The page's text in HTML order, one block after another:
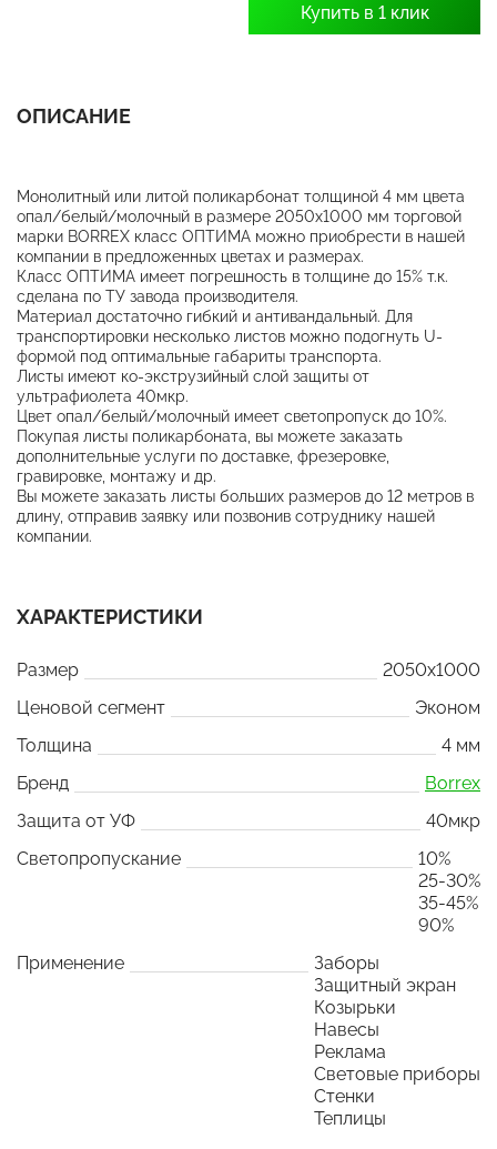
Купить в 1 клик
ОПИСАНИЕ
Монолитный или литой поликарбонат толщиной 4 мм цвета
опал/белый/молочный в размере 2050х1000 мм торговой
марки BORREX класс ОПТИМА можно приобрести в нашей
компании в предложенных цветах и размерах.
Класс ОПТИМА имеет погрешность в толщине до 15% т.к.
сделана по ТУ завода производителя.
Материал достаточно гибкий и антивандальный. Для
транспортировки несколько листов можно подогнуть U-
формой под оптимальные габариты транспорта.
Листы имеют ко-экструзийный слой защиты от
ультрафиолета 40мкр.
Цвет опал/белый/молочный имеет светопропуск до 10%.
Покупая листы поликарбоната, вы можете заказать
дополнительные услуги по доставке, фрезеровке,
гравировке, монтажу и др.
Вы можете заказать листы больших размеров до 12 метров в
длину, отправив заявку или позвонив сотруднику нашей
компании.
ХАРАКТЕРИСТИКИ
Размер
2050x1000
Ценовой сегмент
Эконом
Толщина
4 мм
Бренд
Borrex
Защита от УФ
40мкр
Светопропускание
10%
25-30%
35-45%
90%
Применение
Заборы
Защитный экран
Козырьки
Навесы
Реклама
Световые приборы
Стенки
Теплицы